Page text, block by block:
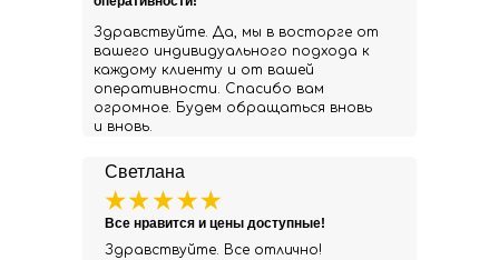
Здравствуйте. Да, мы в восторге от
вашего индивидуального подхода к
каждому клиенту и от вашей
оперативности. Спасибо вам
огромное. Будем обращаться вновь
и вновь.
Светлана
Здравствуйте. Все отлично!
Все нравится и цены доступные!